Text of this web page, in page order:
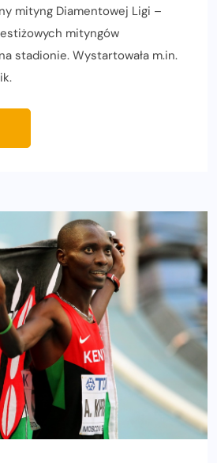
mityng Diamentowej Ligi –
mityngów
stadionie. Wystartowała m.in.